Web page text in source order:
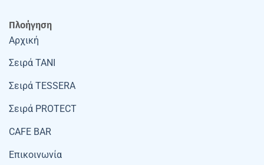
Πλοήγηση
Αρχική
Σειρά TANI
Σειρά TESSERA
Σειρά PROTECT
CAFE BAR
Επικοινωνία